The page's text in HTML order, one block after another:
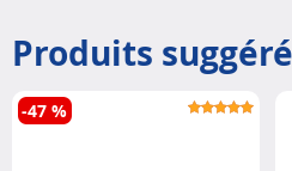
Produits
-47 %